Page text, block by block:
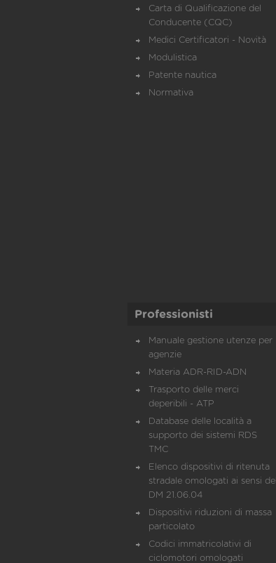
Carta di Qualificazione del
Conducente (CQC)
Medici Certificatori - Novità
Modulistica
Patente nautica
Normativa
Professionisti
Manuale gestione utenze per
agenzie
Materia ADR-RID-ADN
Trasporto delle merci
deperibili - ATP
Database delle località a
supporto dei sistemi RDS
TMC
Elenco dispositivi di ritenuta
stradale omologati ai sensi del
DM 21.06.04
Dispositivi riduzioni di massa
particolato
Codici immatricolativi di
ciclomotori omologati